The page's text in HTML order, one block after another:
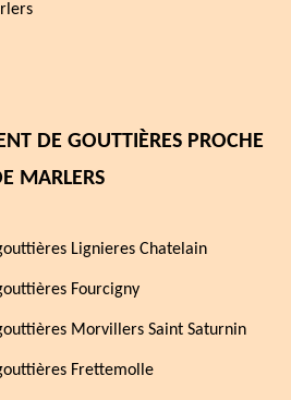
DE GOUTTIÈRES PROCHE
MARLERS
Lignieres Chatelain
Fourcigny
Morvillers Saint Saturnin
Frettemolle